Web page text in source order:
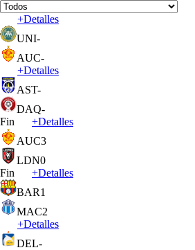
+Detalles
UNI-
AUC-
+Detalles
AST-
DAQ-
Fin
+Detalles
AUC3
LDN0
Fin
+Detalles
BAR1
MAC2
+Detalles
DEL-